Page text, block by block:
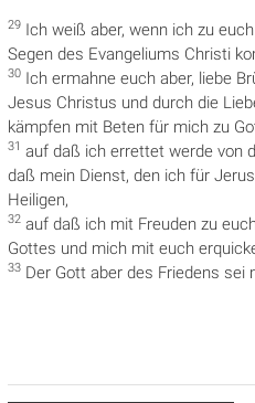
29 Ich weiß aber, wenn ich zu
Segen des Evangeliums Christi
30 Ich ermahne euch aber, liebe
Jesus Christus und durch die
kämpfen mit Beten für mich zu
31 auf daß ich errettet werde von
daß mein Dienst, den ich für
Heiligen,
32 auf daß ich mit Freuden zu
Gottes und mich mit euch
33 Der Gott aber des Friedens sei